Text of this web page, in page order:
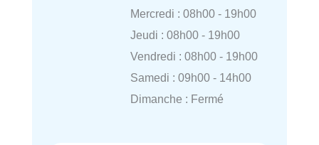
Mercredi : 08h00 - 19h00
Jeudi : 08h00 - 19h00
Vendredi : 08h00 - 19h00
Samedi : 09h00 - 14h00
Dimanche : Fermé